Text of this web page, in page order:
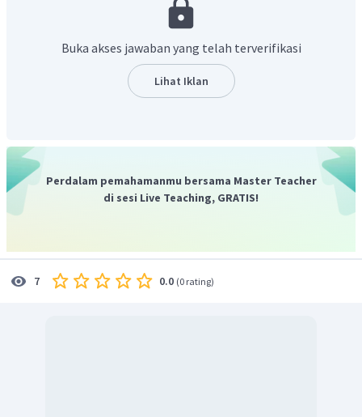
Dengan demikian, jawaban yang tepat adalah
Buka akses jawaban yang telah terverifikasi
Lihat Iklan
Perdalam pemahamanmu bersama Master Teacher
di sesi Live Teaching, GRATIS!
7 0.0 (0 rating)